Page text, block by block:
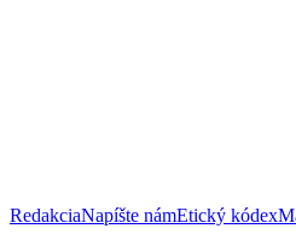
RedakciaNapíšte námEtický kódex